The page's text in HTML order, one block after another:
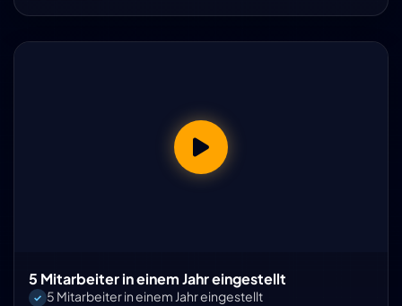
5 Mitarbeiter in einem Jahr eingestellt
5 Mitarbeiter in einem Jahr eingestellt